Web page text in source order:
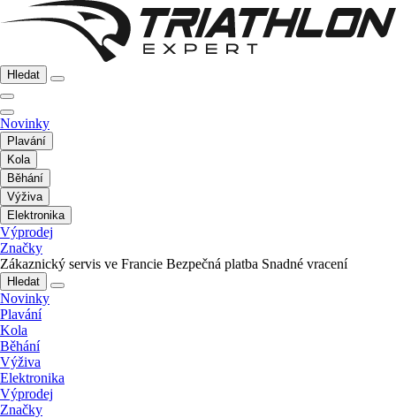
Hledat
Novinky
Plavání
Kola
Běhání
Výživa
Elektronika
Výprodej
Značky
Zákaznický servis ve Francie Bezpečná platba Snadné vracení
Hledat
Novinky
Plavání
Kola
Běhání
Výživa
Elektronika
Výprodej
Značky